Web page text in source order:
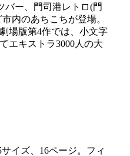
バー、門司港レトロ(門
内のあちこちが登場。
場版第4作では、小文字
エキストラ3000人の大
イズ、16ページ。フィ